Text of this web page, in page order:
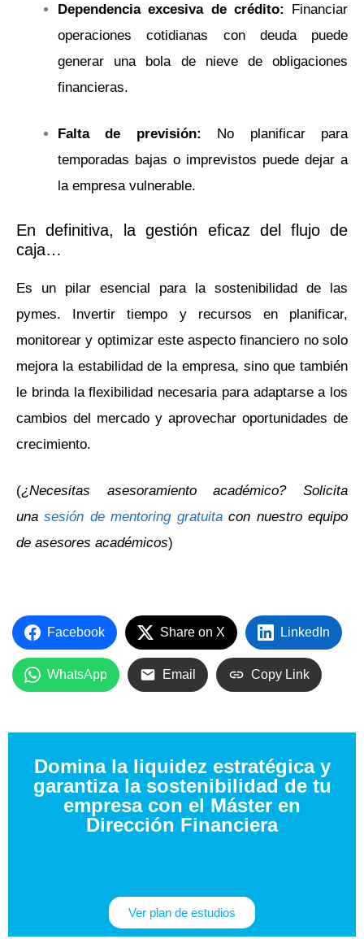
Dependencia excesiva de crédito: Financiar
operaciones cotidianas con deuda puede
generar una bola de nieve de obligaciones
financieras.
Falta de previsión: No planificar para
temporadas bajas o imprevistos puede dejar a
la empresa vulnerable.
En definitiva, la gestión eficaz del flujo de
caja…
Es un pilar esencial para la sostenibilidad de las
pymes. Invertir tiempo y recursos en planificar,
monitorear y optimizar este aspecto financiero no solo
mejora la estabilidad de la empresa, sino que también
le brinda la flexibilidad necesaria para adaptarse a los
cambios del mercado y aprovechar oportunidades de
crecimiento.
(¿Necesitas asesoramiento académico? Solicita
una sesión dementoring gratuita con nuestro equipo
de asesores académicos)
Facebook Share on X LinkedIn
WhatsApp Email Copy Link
Domina la liquidez estratégica y
garantiza la sostenibilidad de tu
empresa con el Máster en
Dirección Financiera
Ver plan de estudios